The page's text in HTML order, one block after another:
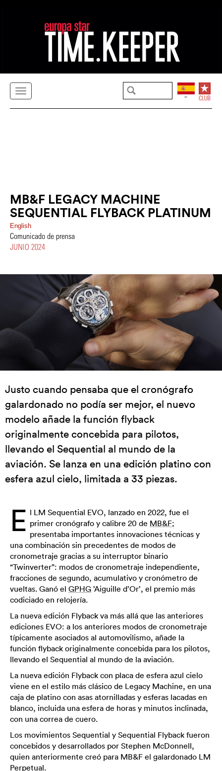
MB&F LEGACY MACHINE
SEQUENTIAL FLYBACK PLATINUM
English
Comunicado de prensa
JUNIO 2024
Justo cuando pensaba que el cronógrafo
galardonado no podía ser mejor, el nuevo
modelo añade la función flyback
originalmente concebida para pilotos,
llevando el Sequential al mundo de la
aviación. Se lanza en una edición platino con
esfera azul cielo, limitada a 33 piezas.
E l LM Sequential EVO, lanzado en 2022, fue el
primer cronógrafo y calibre 20 de MB&F;
presentaba importantes innovaciones técnicas y
una combinación sin precedentes de modos de
cronometraje gracias a su interruptor binario
“Twinverter”: modos de cronometraje independiente,
fracciones de segundo, acumulativo y cronómetro de
vueltas. Ganó el GPHG ’Aiguille d’Or’, el premio más
codiciado en relojería.
La nueva edición Flyback va más allá que las anteriores
ediciones EVO: a los anteriores modos de cronometraje
típicamente asociados al automovilismo, añade la
función flyback originalmente concebida para los pilotos,
llevando el Sequential al mundo de la aviación.
La nueva edición Flyback con placa de esfera azul cielo
viene en el estilo más clásico de Legacy Machine, en una
caja de platino con asas atornilladas y esferas lacadas en
blanco, incluida una esfera de horas y minutos inclinada,
con una correa de cuero.
Los movimientos Sequential y Sequential Flyback fueron
concebidos y desarrollados por Stephen McDonnell,
quien anteriormente creó para MB&F el galardonado LM
Perpetual.